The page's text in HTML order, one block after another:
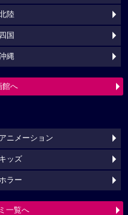
陸
四国
縄
館へ
アニメーション
キッズ
ホラー
一覧へ